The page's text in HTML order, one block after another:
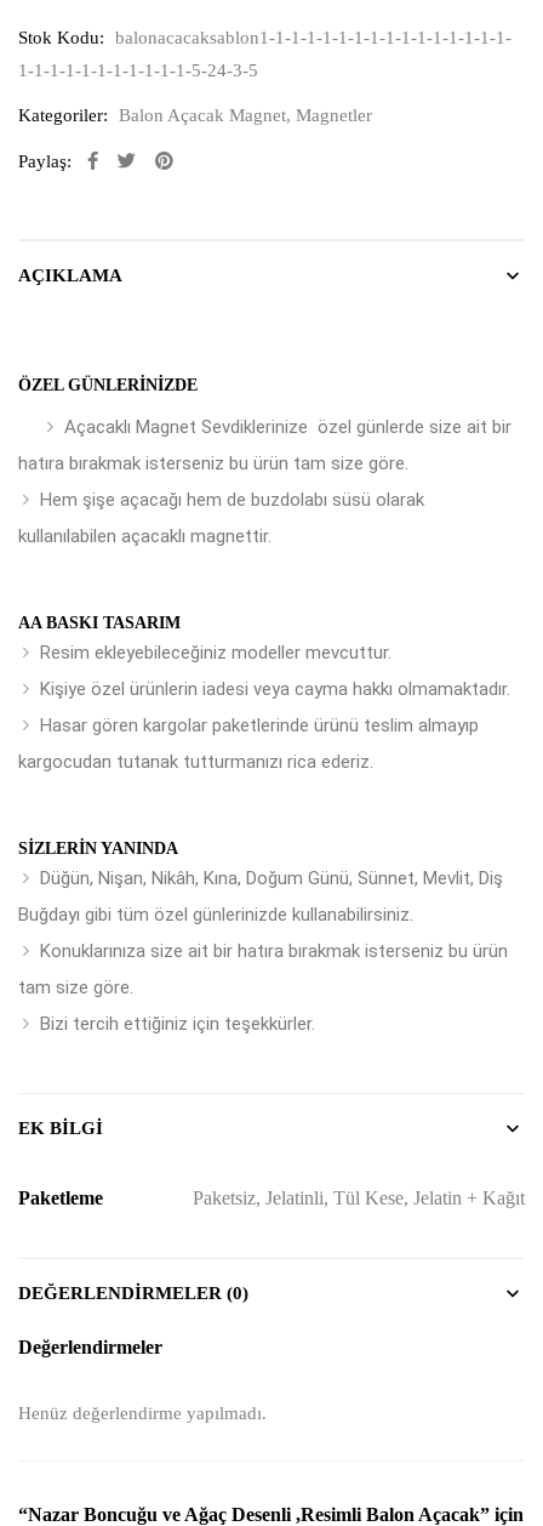
Stok Kodu:
balonacacaksablon1-1-1-1-1-1-1-1-1-1-1-1-1-1-1-1-
1-1-1-1-1-1-1-1-1-1-1-5-24-3-5
Kategoriler: Balon Açacak Magnet, Magnetler
Paylaş:
AÇIKLAMA
ÖZEL GÜNLERINIZDE
Açacaklı Magnet Sevdiklerinize özel günlerde size ait bir
hatıra bırakmak isterseniz bu ürün tam size göre.
Hem şişe açacağı hem de buzdolabı süsü olarak
kullanılabilen açacaklı magnettir.
AA BASKI TASARIM
Resim ekleyebileceğiniz modeller mevcuttur.
Kişiye özel ürünlerin iadesi veya cayma hakkı olmamaktadır.
Hasar gören kargolar paketlerinde ürünü teslim almayıp
kargocudan tutanak tutturmanızı rica ederiz.
SIZLERIN YANINDA
Düğün, Nişan, Nikâh, Kına, Doğum Günü, Sünnet, Mevlit, Diş
Buğdayı gibi tüm özel günlerinizde kullanabilirsiniz.
Konuklarınıza size ait bir hatıra bırakmak isterseniz bu ürün
tam size göre.
Bizi tercih ettiğiniz için teşekkürler.
EK BILGI
Paketleme Paketsiz, Jelatinli, Tül Kese, Jelatin + Kağıt
DEĞERLENDIRMELER (0)
Değerlendirmeler
Henüz değerlendirme yapılmadı.
“Nazar Boncuğu ve Ağaç Desenli ,Resimli Balon Açacak” için